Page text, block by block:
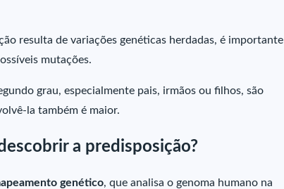
resulta de variações genéticas herdadas, é importante
mutações.
grau, especialmente pais, irmãos ou filhos, são
la também é maior.
a predisposição?
genético, que analisa o genoma humano na